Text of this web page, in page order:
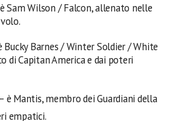
Sam Wilson / Falcon, allenato nelle
Bucky Barnes / Winter Soldier / White
di Capitan America e dai poteri
è Mantis, membro dei Guardiani della
empatici.